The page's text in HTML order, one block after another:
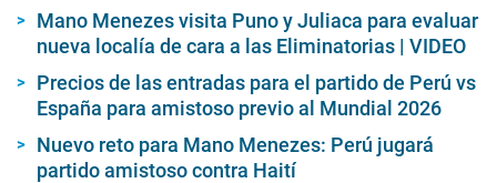
Mano Menezes visita Puno y Juliaca para evaluar
nueva localía de cara a las Eliminatorias | VIDEO
Precios de las entradas para el partido de Perú vs
España para amistoso previo al Mundial 2026
Nuevo reto para Mano Menezes: Perú jugará
partido amistoso contra Haití